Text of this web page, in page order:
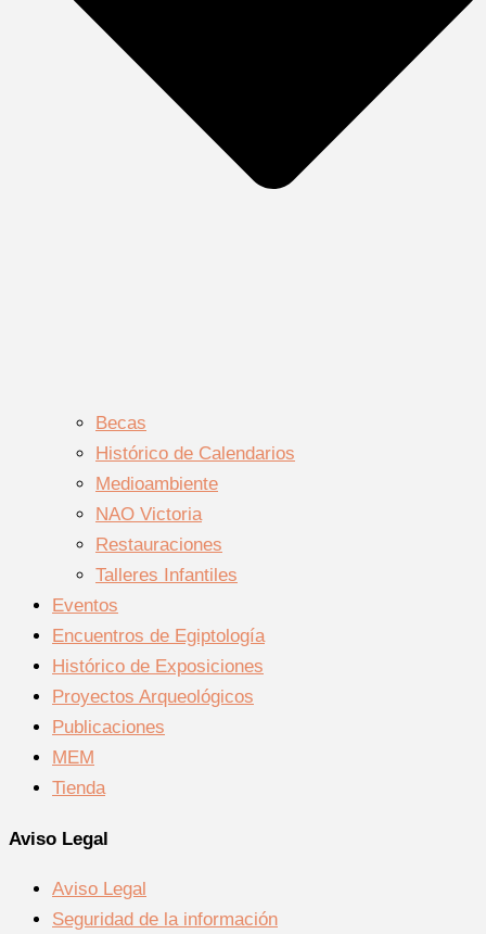
Becas
Histórico de Calendarios
Medioambiente
NAO Victoria
Restauraciones
Talleres Infantiles
Eventos
Encuentros de Egiptología
Histórico de Exposiciones
Proyectos Arqueológicos
Publicaciones
MEM
Tienda
Aviso Legal
Aviso Legal
Seguridad de la información